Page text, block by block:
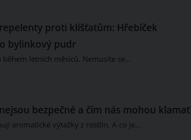
proti klíšťatům: Hřebíček
bylinkový pudr
během letních měsíců. Nemusíte se…
bezpečné a čím nás mohou
aromatické výtažky z rostlin. A co je…